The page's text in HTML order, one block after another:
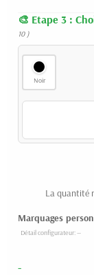
Etape 3 :
10 )
Noir
La quantité
Marquages
-